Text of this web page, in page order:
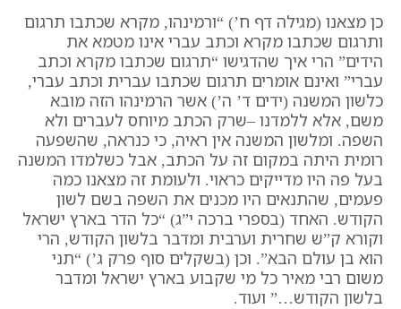
כן מצאנו (מגילה דף ח’) “ורמינהו, מקרא שכתבו תרגום
ותרגום שכתבו מקרא וכתב עברי אינו מטמא את
הידים” הרי איך שהדגישו “תרגום שכתבו מקרא וכתב
עברי” ואינם אומרים תרגום שכתבו עברית וכתב עברי,
כלשון המשנה (ידים ד’ ה’) אשר הרמינהו הזה מובא
משם, אלא ללמדנו –שרק הכתב מיוחס לעברים ולא
השפה. ומלשון המשנה אין ראיה, כי כנראה, שהשפעה
רומית היתה במקום זה על הכתב, אבל כשלמדו המשנה
בעל פה היו מדייקים כראוי. ולעומת זה מצאנו כמה
פעמים, שהתנאים היו מכנים את השפה בשם לשון
הקודש. האחד (בספרי ברכה י”ג) “כל הדר בארץ ישראל
וקורא ק”ש שחרית וערבית ומדבר בלשון הקודש, הרי
הוא בן עולם הבא”. וכן (בשקלים סוף פרק ג’) “תני
משום רבי מאיר כל מי שקבוע בארץ ישראל ומדבר
בלשון הקודש…” ועוד.